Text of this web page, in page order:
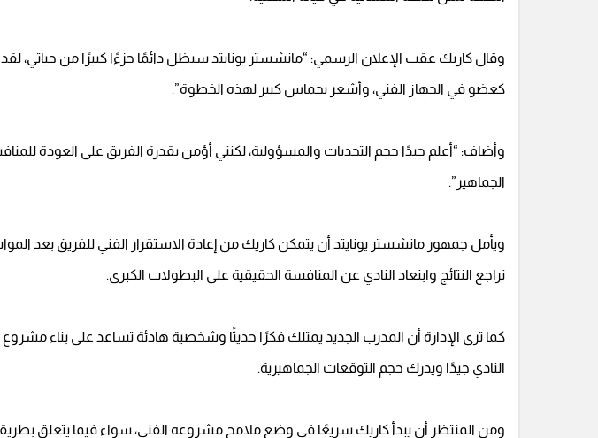
وقال كاريك عقب الإعلان الرسمي: “مانشستر يونايتد سيظل دائمًا جزءًا كبيرًا من حياتي،
كعضو في الجهاز الفني، وأشعر بحماس كبير لهذه الخطوة”.
وأضاف: “أعلم جيدًا حجم التحديات والمسؤولية، لكنني أؤمن بقدرة الفريق على العودة
الجماهير”.
ويأمل جمهور مانشستر يونايتد أن يتمكن كاريك من إعادة الاستقرار الفني للفريق بعد
تراجع النتائج وابتعاد النادي عن المنافسة الحقيقية على البطولات الكبرى.
كما ترى الإدارة أن المدرب الجديد يمتلك فكرًا حديثًا وشخصية هادئة تساعد على بناء
النادي جيدًا ويدرك حجم التوقعات الجماهيرية.
ومن المنتظر أن يبدأ كاريك سريعًا في وضع ملامح مشروعه الفني، سواء فيما يتعلق